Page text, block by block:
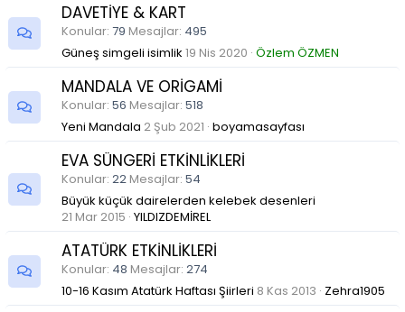
DAVETİYE & KART
Konular 79 Mesajlar 495
Güneş simgeli isimlik 19 Nis 2020 Özlem ÖZMEN
MANDALA VE ORİGAMİ
Konular 56 Mesajlar 518
Yeni Mandala 2 Şub 2021 boyamasayfası
EVA SÜNGERİ ETKİNLİKLERİ
Konular 22 Mesajlar 54
Büyük küçük dairelerden kelebek desenleri
21 Mar 2015 YILDIZDEMİREL
ATATÜRK ETKİNLİKLERİ
Konular 48 Mesajlar 274
10-16 Kasım Atatürk Haftası Şiirleri 8 Kas 2013 Zehra1905